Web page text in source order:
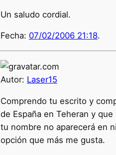
Un saludo cordial.
Fecha: 07/02/2006 21:18.
Autor: Laser15
Comprendo tu escrito y
de España en Teheran y
tu nombre no aparecerá en
opción que más me gusta.